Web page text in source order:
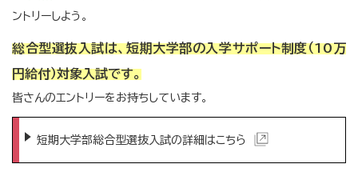
ントリーしよう。
総合型選抜入試は、短期大学部の入学サポート制度（10万
円給付）対象入試です。
皆さんのエントリーをお持ちしています。
短期大学部総合型選抜入試の詳細はこちら